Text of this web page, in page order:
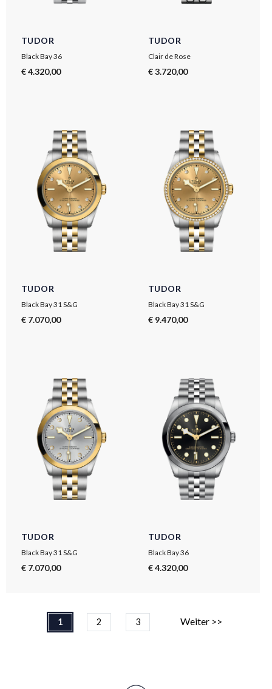
TUDOR
Black Bay 36
€ 4.320,00
TUDOR
Clair de Rose
€ 3.720,00
TUDOR
Black Bay 31 S&G
€ 7.070,00
TUDOR
Black Bay 31 S&G
€ 9.470,00
TUDOR
Black Bay 31 S&G
€ 7.070,00
TUDOR
Black Bay 36
€ 4.320,00
1 2 3 Weiter >>